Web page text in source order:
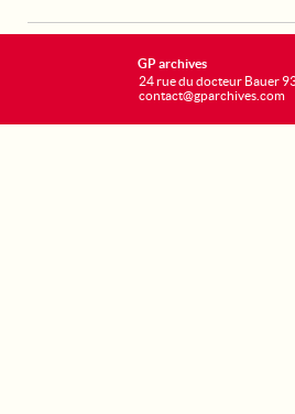
GP archives
24 rue du docteur Bauer
contact@gparchives.com